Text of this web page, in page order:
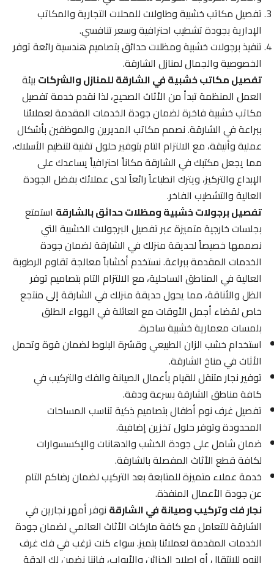
تفصيل مكاتب خشبية وطاولات للمحلات التجارية والمكاتب
الإدارية بجودة تشطيب احترافية وسعر تنافسي.
تنفيذ برجولات خشبية ومظلات حدائق بتصاميم هندسية رائعة توفر
الخصوصية والجمال لمنازل الشارقة.
تفصيل مكاتب خشبية في الشارقة للمنازل والشركاتبيئة
العمل المنظمة تبدأ من الأثاث الصحيح، لذا نقدم خدمة تفصيل
مكاتب خشبية فاخرة لضمان جودة الخدمات المقدمة لعملائنا
ببراعة في الشارقة. نصمم مكاتب المديرين والموظفين بأشكال
عملية وأنيقة، مع الالتزام التام بتوفير حلول تقنية لتنظيم الأسلاك،
مما يجعل مكتبك في الشارقة مكاناً احترافياً يساعدك على
الإبداع والتركيز، ويترك انطباعاً رائعاً لدى عملائك بفضل الجودة
العالية والتشطيب الفاخر.
تفصيل برجولات خشبية ومظلات حدائق بالشارقةاستمتع
بجلسات خارجية متميزة عبر تفصيل البرجولات الخشبية التي
نصممها خصيصاً لحديقة منزلك في الشارقة لضمان جودة
الخدمات المقدمة ببراعة. نستخدم أخشاباً معالجة تقاوم الرطوبة
العالية في المناطق الساحلية، مع الالتزام التام بتصاميم توفر
الظل والأناقة، مما يحول حديقة منزلك في الشارقة إلى منتجع
خاص لقضاء أجمل الأوقات مع العائلة في الهواء الطلق
بلمسات معمارية خشبية ساحرة.
استخدام خشب الزان الطبيعي وقشرة البلوط لضمان قوة وتحمل
الأثاث في مناخ الشارقة.
توفير نجار متنقل للقيام بأعمال الصيانة والفك والتركيب في
كافة مناطق الشارقة بسرعة ودقة.
تفصيل غرف نوم أطفال بتصاميم ذكية تناسب المساحات
المحدودة وتوفر حلول تخزين إضافية.
ضمان شامل على جودة الخشب والدهانات والإكسسوارات
لكافة قطع الأثاث المفصلة بالشارقة.
خدمة عملاء متميزة للمتابعة بعد التركيب لضمان رضاكم التام
عن جودة الأعمال المنفذة.
نجار فك وتركيب وصيانة في الشارقةنوفر أمهر نجارين في
الشارقة للتعامل مع كافة ماركات الأثاث العالمي لضمان جودة
الخدمات المقدمة لعملائنا بتميز. سواء كنت ترغب في فك غرف
النوم للانتقال أو إصلاح الخزائن والأبواب، فإننا نضمن لك الدقة